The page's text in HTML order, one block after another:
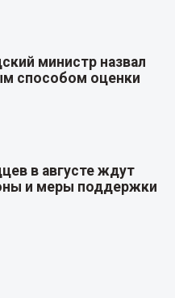
министр назвал
способом оценки
в августе ждут
и меры поддержки